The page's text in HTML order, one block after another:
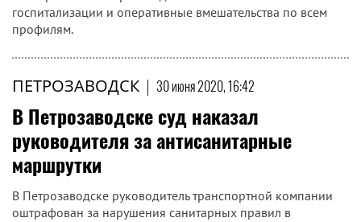
госпитализации и оперативные вмешательства по всем
профилям.
ПЕТРОЗАВОДСК | 30 июня 2020, 16:42
В Петрозаводске суд наказал
руководителя за антисанитарные
маршрутки
В Петрозаводске руководитель транспортной компании
оштрафован за нарушения санитарных правил в